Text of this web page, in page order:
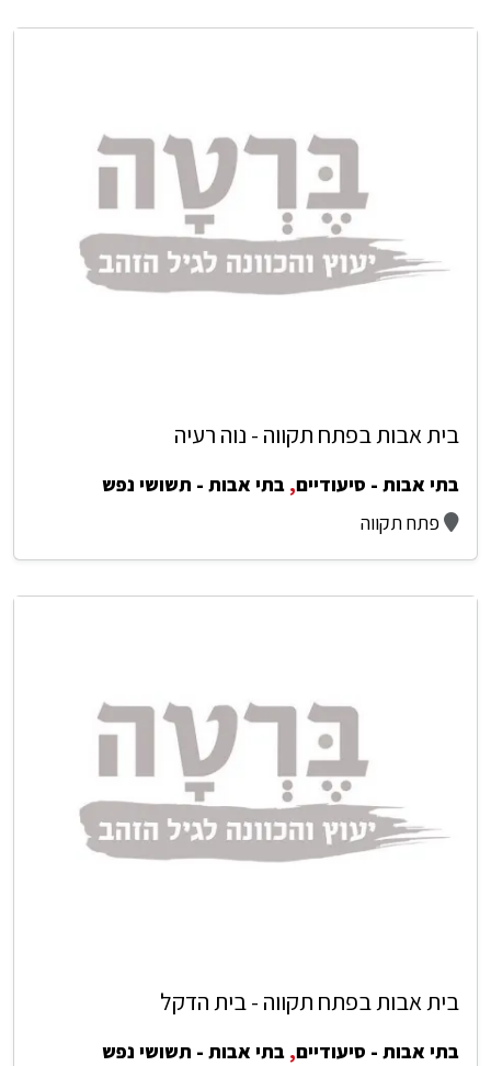
בית אבות בפתח תקווה - נוה רעיה
בתי אבות - סיעודיים, בתי אבות - תשושי נפש
פתח תקווה
בית אבות בפתח תקווה - בית הדקל
בתי אבות - סיעודיים, בתי אבות - תשושי נפש